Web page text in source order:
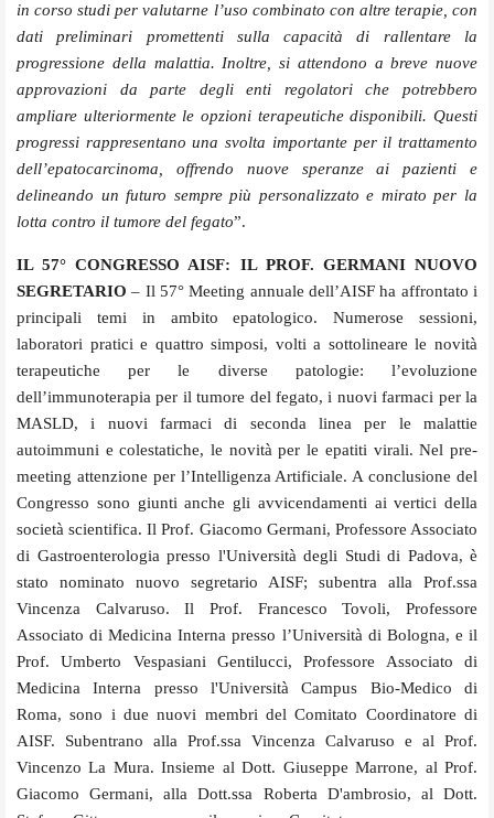
in corso studi per valutarne l’uso combinato con altre terapie, con
dati preliminari promettenti sulla capacità di rallentare la
progressione della malattia. Inoltre, si attendono a breve nuove
approvazioni da parte degli enti regolatori che potrebbero
ampliare ulteriormente le opzioni terapeutiche disponibili. Questi
progressi rappresentano una svolta importante per il trattamento
dell’epatocarcinoma, offrendo nuove speranze ai pazienti e
delineando un futuro sempre più personalizzato e mirato per la
lotta contro il tumore del fegato”.
IL 57° CONGRESSO AISF: IL PROF. GERMANI NUOVO
SEGRETARIO – Il 57° Meeting annuale dell’AISF ha affrontato i
principali temi in ambito epatologico. Numerose sessioni,
laboratori pratici e quattro simposi, volti a sottolineare le novità
terapeutiche per le diverse patologie: l’evoluzione
dell’immunoterapia per il tumore del fegato, i nuovi farmaci per la
MASLD, i nuovi farmaci di seconda linea per le malattie
autoimmuni e colestatiche, le novità per le epatiti virali. Nel pre-
meeting attenzione per l’Intelligenza Artificiale. A conclusione del
Congresso sono giunti anche gli avvicendamenti ai vertici della
società scientifica. Il Prof. Giacomo Germani, Professore Associato
di Gastroenterologia presso l'Università degli Studi di Padova, è
stato nominato nuovo segretario AISF; subentra alla Prof.ssa
Vincenza Calvaruso. Il Prof. Francesco Tovoli, Professore
Associato di Medicina Interna presso l’Università di Bologna, e il
Prof. Umberto Vespasiani Gentilucci, Professore Associato di
Medicina Interna presso l'Università Campus Bio-Medico di
Roma, sono i due nuovi membri del Comitato Coordinatore di
AISF. Subentrano alla Prof.ssa Vincenza Calvaruso e al Prof.
Vincenzo La Mura. Insieme al Dott. Giuseppe Marrone, al Prof.
Giacomo Germani, alla Dott.ssa Roberta D'ambrosio, al Dott.